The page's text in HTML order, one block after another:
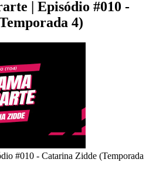
| Episódio #010 -
4)
#010 - Catarina Zidde (Temporada